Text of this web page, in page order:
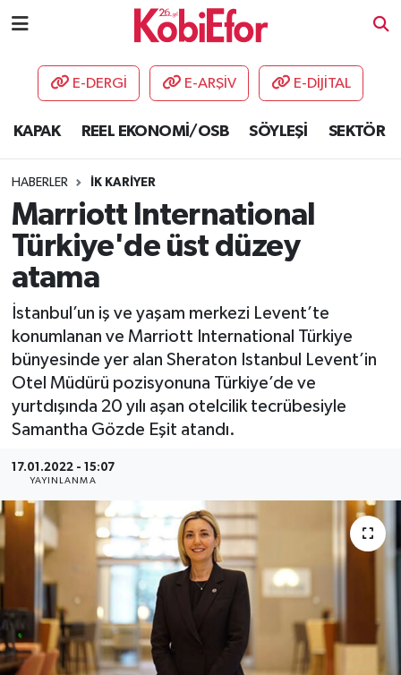
E-DERGİ E-ARŞİV E-DİJİTAL
KAPAK REEL EKONOMİ/OSB SÖYLEŞİ SEKTÖR
HABERLER İK KARİYER
Marriott International
Türkiye'de üst düzey
atama
İstanbul’un iş ve yaşam merkezi Levent’te
konumlanan ve Marriott International Türkiye
bünyesinde yer alan Sheraton Istanbul Levent’in
Otel Müdürü pozisyonuna Türkiye’de ve
yurtdışında 20 yılı aşan otelcilik tecrübesiyle
Samantha Gözde Eşit atandı.
17.01.2022 - 15:07
YAYINLANMA
AKADEMİ
DESTEK-TEŞVİK
ETKİNLİK
GÜNCEL
KAPAK
OSB
SEKTÖR
ŞİRKET PANO
SÖYLEŞİ
YAŞAM